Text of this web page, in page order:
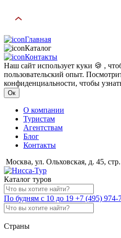
Главная
Каталог
Контакты
Наш сайт использует куки 🍪 ,
пользовательский опыт.
конфиденциальности, чтобы
Ок
О компании
Туристам
Агентствам
Блог
Контакты
Москва, ул. Ольховская, д. 45, стр.
Каталог туров
По будням с 10 до 19 +7 (495) 974-
Страны